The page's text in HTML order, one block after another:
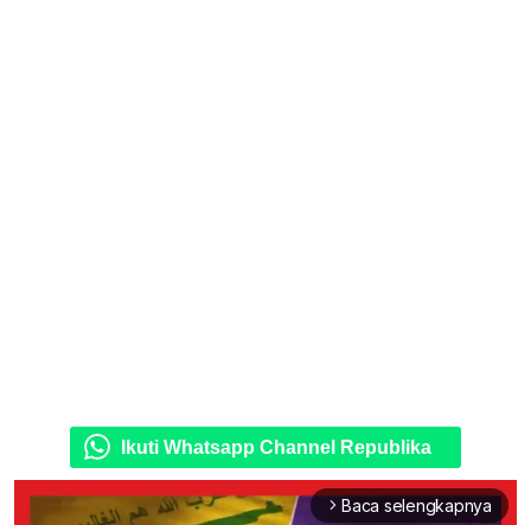
Ikuti Whatsapp Channel Republika
arrow_forward_ios Baca selengkapnya